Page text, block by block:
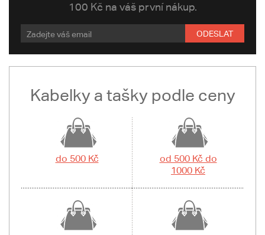
100 Kč na váš první nákup.
ODESLAT
Kabelky a tašky podle ceny
do 500 Kč
od 500 Kč do
1000 Kč